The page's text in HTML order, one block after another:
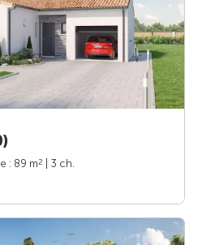
: 89 m2
| 3 ch.